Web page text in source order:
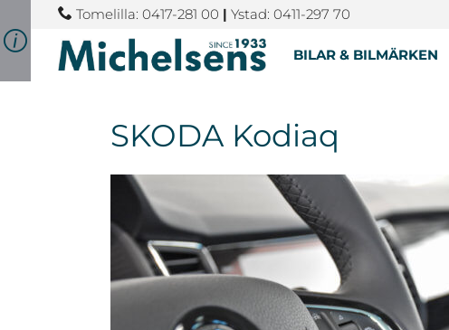
Tomelilla: 0417-281 00 | Ystad: 0411-297 70
BILAR & BILMÄRKEN
SKODA Kodiaq